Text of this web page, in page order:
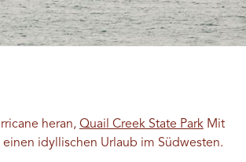
heran, Quail Creek State ParkMit
idyllischen Urlaub im Südwesten.